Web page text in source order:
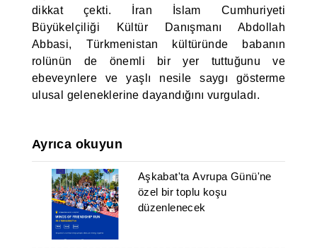
dikkat çekti. İran İslam Cumhuriyeti
Büyükelçiliği Kültür Danışmanı Abdollah
Abbasi, Türkmenistan kültüründe babanın
rolünün de önemli bir yer tuttuğunu ve
ebeveynlere ve yaşlı nesile saygı gösterme
ulusal geleneklerine dayandığını vurguladı.
Ayrıca okuyun
Aşkabat'ta Avrupa Günü'ne
özel bir toplu koşu
düzenlenecek